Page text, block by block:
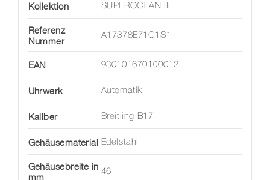
Kollektion SUPEROCEAN III
Referenz
Nummer
A17378E71C1S1
EAN 930101670100012
Uhrwerk Automatik
Kaliber Breitling B17
Gehäusematerial Edelstahl
Gehäusebreite in
mm
46